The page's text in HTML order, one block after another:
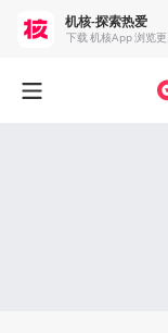
机核-探索热爱
下载 机核App 浏览